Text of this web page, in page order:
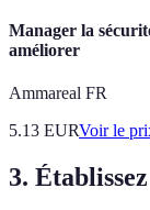
Manager la
améliorer
Ammareal FR
5.13 EURVoir le
3.